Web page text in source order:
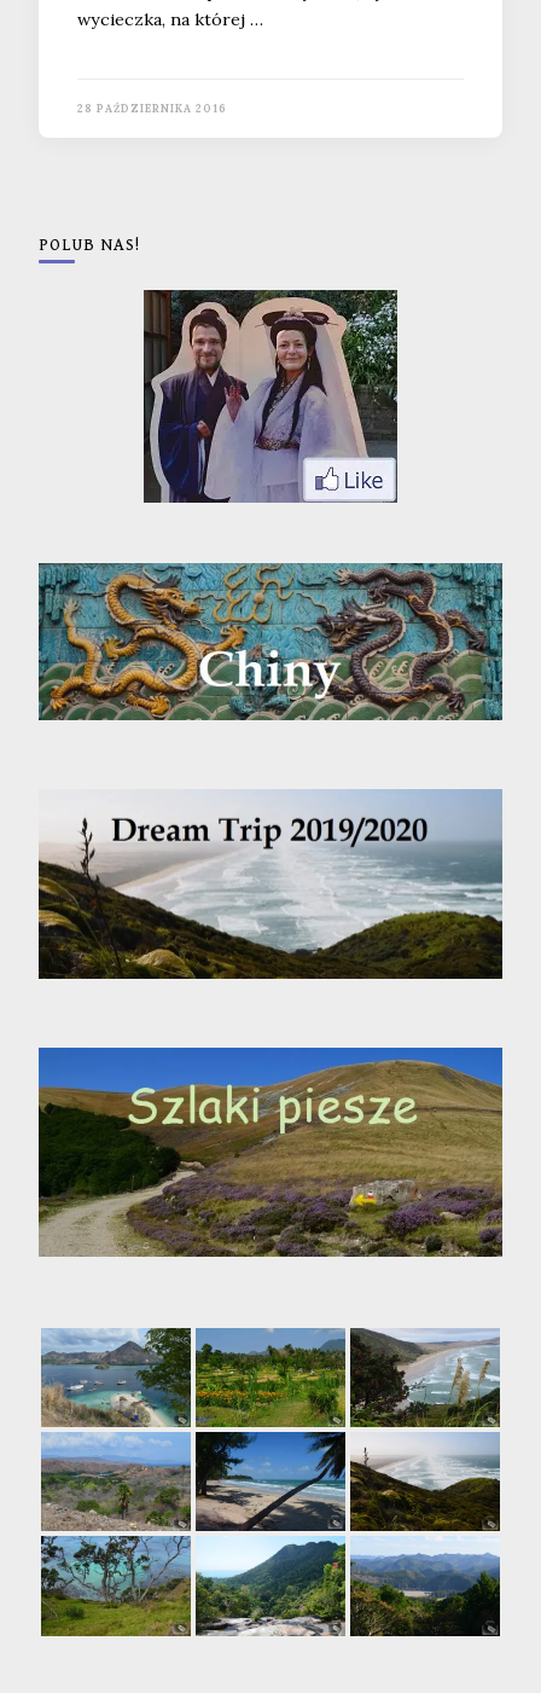
wycieczka, na której …
28 PAŹDZIERNIKA 2016
POLUB NAS!